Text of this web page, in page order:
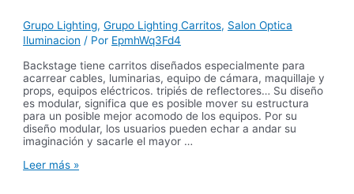
Grupo Lighting,Grupo Lighting Carritos, Salon Optica
Iluminacion / Por EpmhWq3Fd4
Backstage tiene carritos diseñados especialmente para
acarrear cables, luminarias, equipo de cámara, maquillaje y
props, equipos eléctricos. tripiés de reflectores… Su diseño
es modular, significa que es posible mover su estructura
para un posible mejor acomodo de los equipos. Por su
diseño modular, los usuarios pueden echar a andar su
imaginación y sacarle el mayor …
GRUPO
Leer más »